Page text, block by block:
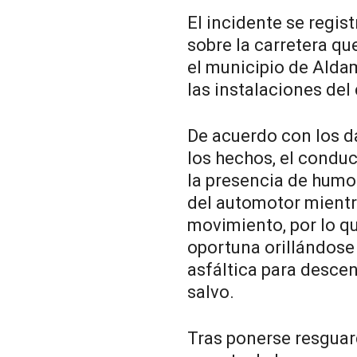
El incidente se
sobre la carretera
el municipio de
las instalaciones del
De acuerdo con los
los hechos, el
la presencia de
del automotor
movimiento, por lo
oportuna
asfáltica para
salvo.
Tras ponerse